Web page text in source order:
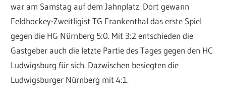
war am Samstag auf dem Jahnplatz. Dort gewann
Feldhockey-Zweitligist TG Frankenthal das erste Spiel
gegen die HG Nürnberg 5:0. Mit 3:2 entschieden die
Gastgeber auch die letzte Partie des Tages gegen den HC
Ludwigsburg für sich. Dazwischen besiegten die
Ludwigsburger Nürnberg mit 4:1.